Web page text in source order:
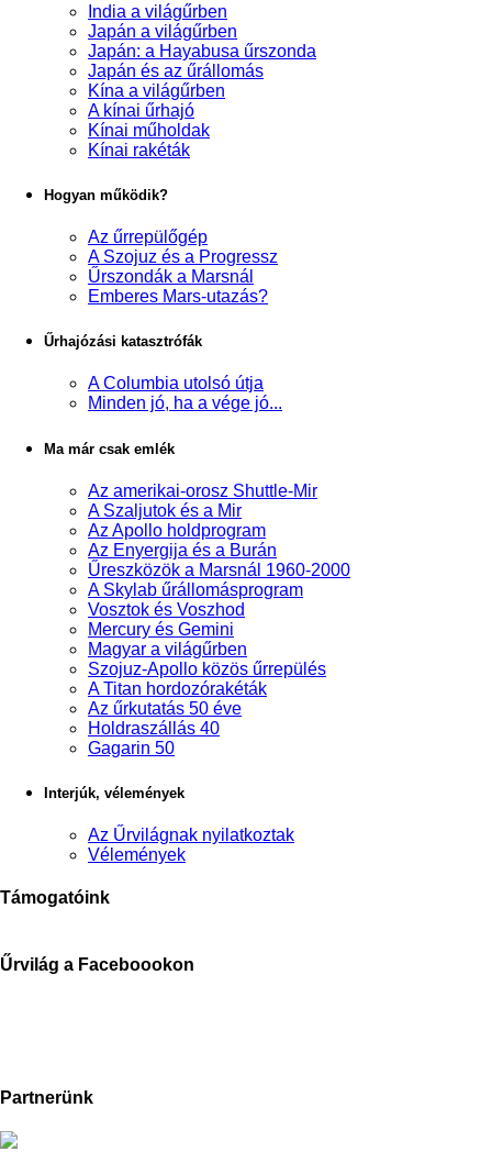
India a világűrben
Japán a világűrben
Japán: a Hayabusa űrszonda
Japán és az űrállomás
Kína a világűrben
A kínai űrhajó
Kínai műholdak
Kínai rakéták
Hogyan működik?
Az űrrepülőgép
A Szojuz és a Progressz
Űrszondák a Marsnál
Emberes Mars-utazás?
Űrhajózási katasztrófák
A Columbia utolsó útja
Minden jó, ha a vége jó...
Ma már csak emlék
Az amerikai-orosz Shuttle-Mir
A Szaljutok és a Mir
Az Apollo holdprogram
Az Enyergija és a Burán
Űreszközök a Marsnál 1960-2000
A Skylab űrállomásprogram
Vosztok és Voszhod
Mercury és Gemini
Magyar a világűrben
Szojuz-Apollo közös űrrepülés
A Titan hordozórakéták
Az űrkutatás 50 éve
Holdraszállás 40
Gagarin 50
Interjúk, vélemények
Az Űrvilágnak nyilatkoztak
Vélemények
Támogatóink
Űrvilág a Faceboookon
Partnerünk